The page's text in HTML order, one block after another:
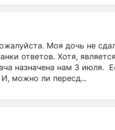
Моя дочь не
ответов. Хотя,
назначена нам 3 июля.
И, можно ли пересд...